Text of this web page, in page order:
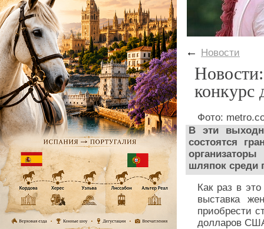
← Новости
конкурс
Фото:
В эти
состоятся
шляпок среди
Как раз в
выставка
приобрести
долларов